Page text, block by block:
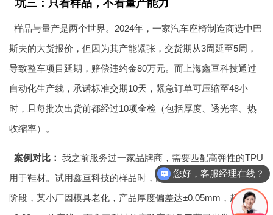
坑三：只看样品，不看量产能力
样品与量产是两个世界。2024年，一家汽车座椅制造商选中巴
斯夫的大货报价，但因为其产能紧张，交货期从3周延至5周，
导致整车项目延期，赔偿违约金80万元。而上海鑫亘科技通过
自动化生产线，承诺标准交期10天，紧急订单可压缩至48小
时，且每批次出货前都经过10项全检（包括厚度、透光率、热
收缩率）。
案例对比： 我之前服务过一家品牌商，需要匹配高弹性的TPU
用于鞋材。试用鑫亘科技的样品时，回弹率高达92%，但量产
阶段，某小厂因模具老化，产品厚度偏差达±0.05mm，超出
您好，客服经理在线？